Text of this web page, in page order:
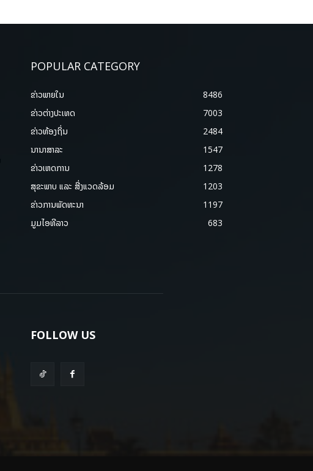
POPULAR CATEGORY
ຂ່າວພາຍ​ໃນ
8486
ຂ່າວຕ່າງປະເທດ
7003
ຂ່າວທ້ອງຖິ່ນ
2484
ນານາສາລະ
1547
ຂ່າວເຫດການ
1278
ສຸຂະພາບ ແລະ ສີ່ງແວດລ້ອມ
1203
ຂ່າວການພັດທະນາ
1197
ມູມໄອທີລາວ
683
FOLLOW US